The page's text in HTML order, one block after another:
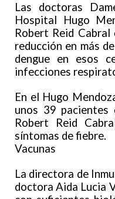
Las doctoras
Hospital Hugo
Robert Reid
reducción en más
dengue en esos
infecciones
En el Hugo
unos 39
Robert Reid
síntomas de fiebre.
Vacunas
La directora de
doctora Aida Lucia